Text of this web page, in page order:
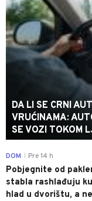
DA LI SE CRNI
VRUĆINAMA:
SE VOZI TOKOM
DOM Pre 14 h
Pobjegnite od
stabla rashlađuju
hlad u dvorištu, a